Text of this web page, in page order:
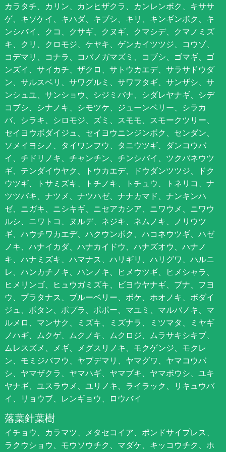
カラタチ、カリン、カンヒザクラ、カンレンボク、キササ
ゲ、キソケイ、キハダ、キブシ、キリ、キンギンボク、キ
ンシバイ、クコ、クサギ、クヌギ、クマシデ、クマノミズ
キ、クリ、クロモジ、ケヤキ、ゲンカイツツジ、コウゾ、
コデマリ、コナラ、コバノガマズミ、コブシ、ゴマギ、ゴ
ンズイ、サイカチ、ザクロ、サトウカエデ、サラサドウダ
ン、サルスベリ、サワグルミ、サワフタギ、サンザシ、サ
ンシュユ、サンショウ、シジミバナ、シダレヤナギ、シデ
コブシ、シナノキ、シモツケ、ジューンベリー、シラカ
バ、シラキ、シロモジ、ズミ、スモモ、スモークツリー、
セイヨウボダイジュ、セイヨウニンジンボク、センダン、
ソメイヨシノ、タイワンフウ、タニウツギ、ダンコウバ
イ、チドリノキ、チャンチン、チンシバイ、ツクバネウツ
ギ、テンダイウヤク、トウカエデ、ドウダンツツジ、ドク
ウツギ、トサミズキ、トチノキ、トチュウ、トネリコ、ナ
ツツバキ、ナツメ、ナツハゼ、ナナカマド、ナンキンハ
ゼ、ニガキ、ニシキギ、ニセアカシア、ニワウメ、ニワウ
ルシ、ニワトコ、ヌルデ、ネジキ、ネムノキ、ノリウツ
ギ、ハウチワカエデ、ハクウンボク、ハコネウツギ、ハゼ
ノキ、ハナイカダ、ハナカイドウ、ハナズオウ、ハナノ
キ、ハナミズキ、ハマナス、ハリギリ、ハリグワ、ハルニ
レ、ハンカチノキ、ハンノキ、ヒメウツギ、ヒメシャラ、
ヒメリンゴ、ヒュウガミズキ、ビヨウヤナギ、ブナ、フヨ
ウ、プラタナス、ブルーベリー、ボケ、ホオノキ、ボダイ
ジュ、ボタン、ポプラ、ポポー、マユミ、マルバノキ、マ
ルメロ、マンサク、ミズキ、ミズナラ、ミツマタ、ミヤギ
ノハギ、ムクゲ、ムクノキ、ムクロジ、ムラサキシキブ、
ムレスズメ、メギ、メグスリノキ、モクゲンジ、モクレ
ン、モミジバフウ、ヤブデマリ、ヤマグワ、ヤマコウバ
シ、ヤマザクラ、ヤマハギ、ヤマブキ、ヤマボウシ、ユキ
ヤナギ、ユスラウメ、ユリノキ、ライラック、リキュウバ
イ、リョウブ、レンギョウ、ロウバイ
落葉針葉樹
イチョウ、カラマツ、メタセコイア、ポンドサイプレス、
ラクウショウ、モウソウチク、マダケ、キッコウチク、ホ